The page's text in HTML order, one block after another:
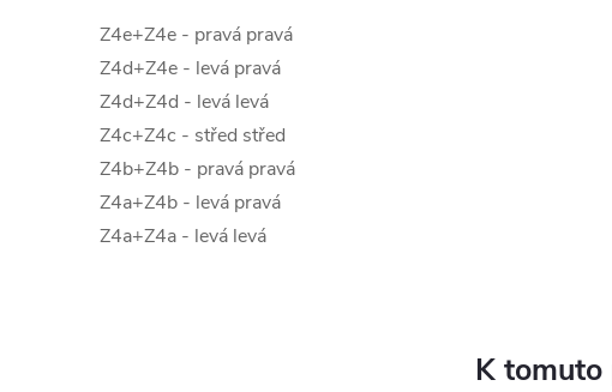
Z4e+Z4e - pravá pravá
Z4d+Z4e - levá pravá
Z4d+Z4d - levá levá
Z4c+Z4c - střed střed
Z4b+Z4b - pravá pravá
Z4a+Z4b - levá pravá
Z4a+Z4a - levá levá
K